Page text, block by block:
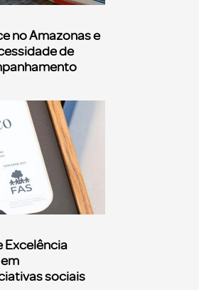
no Amazonas e
de
Excelência
sociais